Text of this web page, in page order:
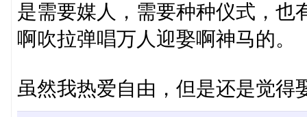
是需要媒人，需要种种仪式，也
啊吹拉弹唱万人迎娶啊神马的。
虽然我热爱自由，但是还是觉